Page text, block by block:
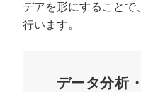
デアを形にすることで
行います。
データ分析